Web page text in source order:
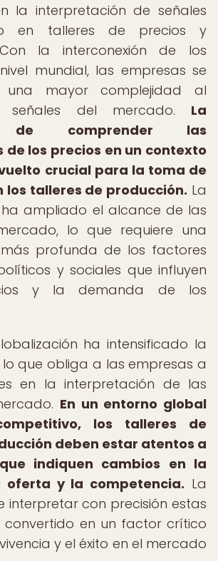
la interpretación de señales
en talleres de precios y
la interconexión de los
mundial, las empresas se
mayor complejidad al
señales del mercado. La
de comprender las
de los precios en un contexto
crucial para la toma de
los talleres de producción. La
ampliado el alcance de las
lo que requiere una
profunda de los factores
y sociales que influyen
y la demanda de los
ha intensificado la
que obliga a las empresas a
en la interpretación de las
En un entorno global
los talleres de
deben estar atentos a
indiquen cambios en la
oferta y la competencia. La
con precisión estas
convertido en un factor crítico
y el éxito en el mercado